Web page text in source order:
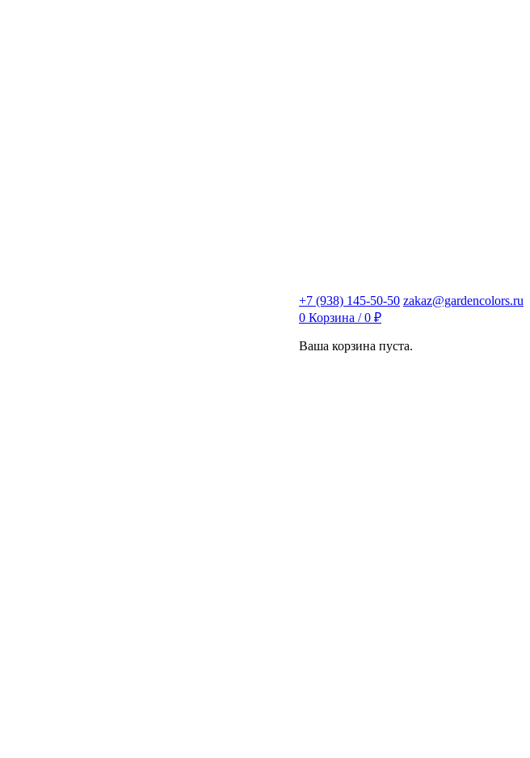
+7 (938) 145-50-50 zakaz@gardencolors.ru
0 Корзина /0 ₽
Ваша корзина пуста.